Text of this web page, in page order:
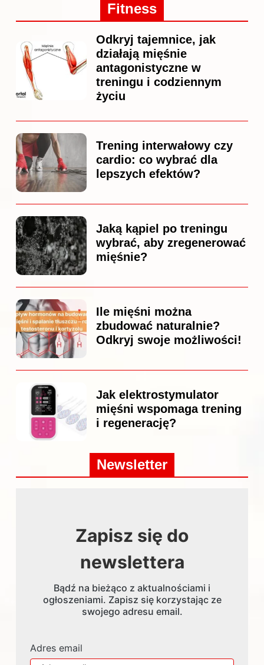
Fitness
Odkryj tajemnice, jak
działają mięśnie
antagonistyczne w
treningu i codziennym
życiu
Trening interwałowy czy
cardio: co wybrać dla
lepszych efektów?
Jaką kąpiel po treningu
wybrać, aby zregenerować
mięśnie?
Ile mięśni można
zbudować naturalnie?
Odkryj swoje możliwości!
Jak elektrostymulator
mięśni wspomaga trening
i regenerację?
Newsletter
Zapisz się do
newslettera
Bądź na bieżąco z aktualnościami i
ogłoszeniami. Zapisz się korzystając ze
swojego adresu email.
Adres email